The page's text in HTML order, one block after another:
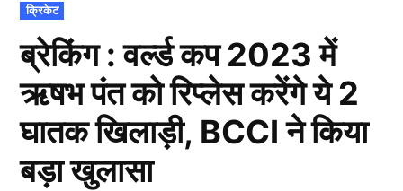
POSTED
IN
क्रिकेट
ब्रेकिंग : वर्ल्ड कप 2023 में
ऋषभ पंत को रिप्लेस करेंगे ये 2
घातक खिलाड़ी, BCCI ने किया
बड़ा खुलासा